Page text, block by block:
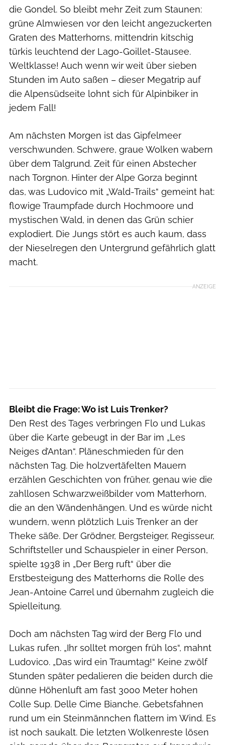
die Gondel. So bleibt mehr Zeit zum Staunen:
grüne Almwiesen vor den leicht angezuckerten
Graten des Matterhorns, mittendrin kitschig
türkis leuchtend der Lago-Goillet-Stausee.
Weltklasse! Auch wenn wir weit über sieben
Stunden im Auto saßen – dieser Megatrip auf
die Alpensüdseite lohnt sich für Alpinbiker in
jedem Fall!
Am nächsten Morgen ist das Gipfelmeer
verschwunden. Schwere, graue Wolken wabern
über dem Talgrund. Zeit für einen Abstecher
nach Torgnon. Hinter der Alpe Gorza beginnt
das, was Ludovico mit „Wald-Trails“ gemeint hat:
flowige Traumpfade durch Hochmoore und
mystischen Wald, in denen das Grün schier
explodiert. Die Jungs stört es auch kaum, dass
der Nieselregen den Untergrund gefährlich glatt
macht.
ANZEIGE
Bleibt die Frage: Wo ist Luis Trenker?
Den Rest des Tages verbringen Flo und Lukas
über die Karte gebeugt in der Bar im „Les
Neiges d’Antan“. Pläneschmieden für den
nächsten Tag. Die holzvertäfelten Mauern
erzählen Geschichten von früher, genau wie die
zahllosen Schwarzweißbilder vom Matterhorn,
die an den Wändenhängen. Und es würde nicht
wundern, wenn plötzlich Luis Trenker an der
Theke säße. Der Grödner, Bergsteiger, Regisseur,
Schriftsteller und Schauspieler in einer Person,
spielte 1938 in „Der Berg ruft“ über die
Erstbesteigung des Matterhorns die Rolle des
Jean-Antoine Carrel und übernahm zugleich die
Spielleitung.
Doch am nächsten Tag wird der Berg Flo und
Lukas rufen. „Ihr solltet morgen früh los“, mahnt
Ludovico. „Das wird ein Traumtag!“ Keine zwölf
Stunden später pedalieren die beiden durch die
dünne Höhenluft am fast 3000 Meter hohen
Colle Sup. Delle Cime Bianche. Gebetsfahnen
rund um ein Steinmännchen flattern im Wind. Es
ist noch saukalt. Die letzten Wolkenreste lösen